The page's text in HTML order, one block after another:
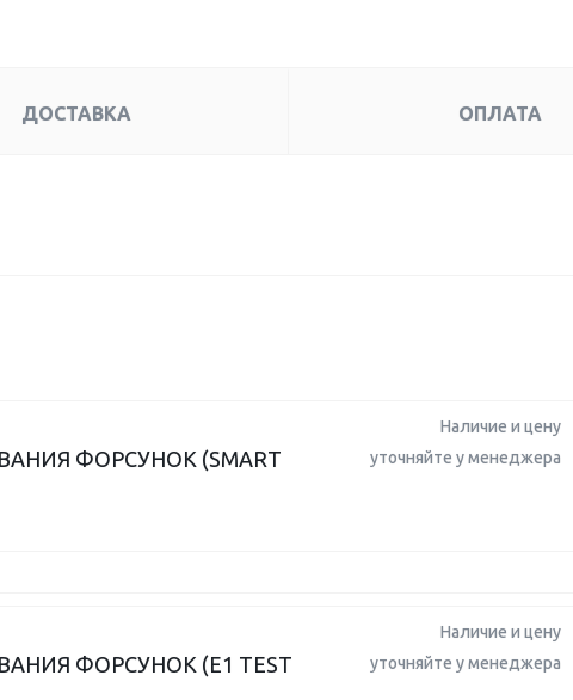
ДОСТАВКА ОПЛАТА
ФОРСУНОК (SMART
Наличие и цену
уточняйте у менеджера
ФОРСУНОК (E1 TEST
Наличие и цену
уточняйте у менеджера